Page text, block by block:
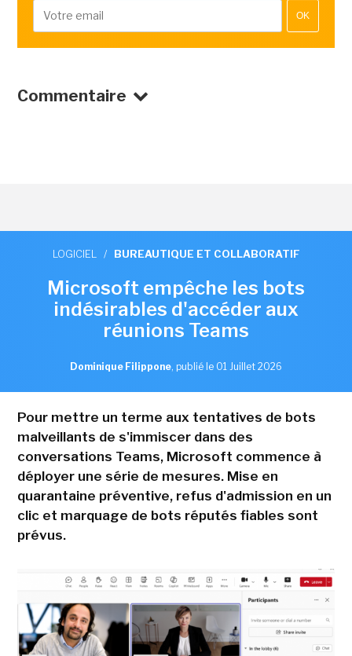
OK
Commentaire
LOGICIEL / BUREAUTIQUE ET COLLABORATIF
Microsoft empêche les bots
indésirables d'accéder aux
réunions Teams
Dominique Filippone, publié le 01 Juillet 2026
Pour mettre un terme aux tentatives de bots
malveillants de s'immiscer dans des
conversations Teams, Microsoft commence à
déployer une série de mesures. Mise en
quarantaine préventive, refus d'admission en un
clic et marquage de bots réputés fiables sont
prévus.